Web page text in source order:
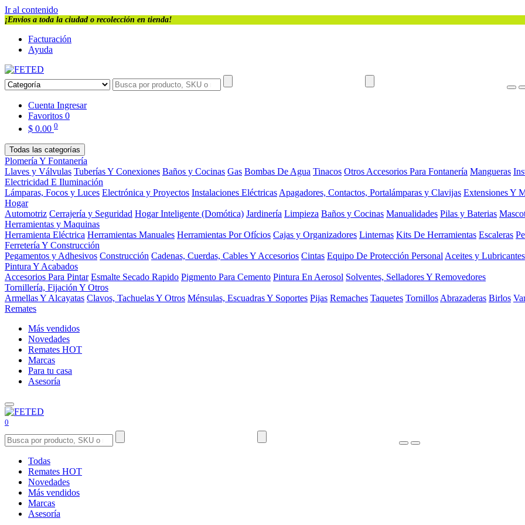
Ir al contenido
¡Envios a toda la ciudad o recolección en tienda!
Facturación
Ayuda
Cuenta Ingresar
Favoritos 0
$ 0.00 0
Todas las categorías
Plomería Y Fontanería
Llaves y Válvulas Tuberías Y Conexiones Baños y Cocinas Gas Bombas De Agua Tinacos Otros Accesorios Para Fontanería Mangueras
Electricidad E Iluminación
Lámparas, Focos y Luces Electrónica y Proyectos Instalaciones Eléctricas Apagadores, Contactos, Portalámparas y Clavijas Extensiones Y
Hogar
Automotriz Cerrajería y Seguridad Hogar Inteligente (Domótica) Jardinería Limpieza Baños y Cocinas Manualidades Pilas y Baterias
Herramientas y Maquinas
Herramienta Eléctrica Herramientas Manuales Herramientas Por Ofícios Cajas y Organizadores Linternas Kits De Herramientas Escaleras
Ferretería Y Construcción
Pegamentos y Adhesivos Construcción Cadenas, Cuerdas, Cables Y Accesorios Cintas Equipo De Protección Personal Aceites y Lubricantes
Pintura Y Acabados
Accesorios Para Pintar Esmalte Secado Rapido Pigmento Para Cemento Pintura En Aerosol Solventes, Selladores Y Removedores
Tornillería, Fijación Y Otros
Armellas Y Alcayatas Clavos, Tachuelas Y Otros Ménsulas, Escuadras Y Soportes Pijas Remaches Taquetes Tornillos Abrazaderas Birlos
Remates
Más vendidos
Novedades
Remates HOT
Marcas
Para tu casa
Asesoría
0
Todas
Remates HOT
Novedades
Más vendidos
Marcas
Asesoría